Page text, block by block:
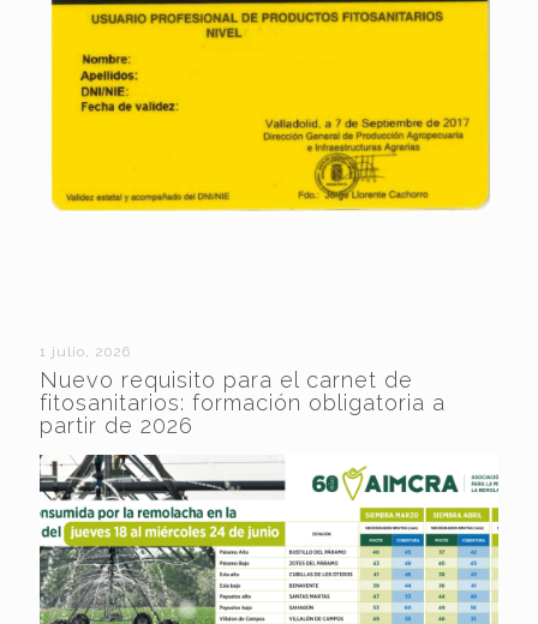
1 julio, 2026
Nuevo requisito para el carnet de
fitosanitarios: formación obligatoria a
partir de 2026